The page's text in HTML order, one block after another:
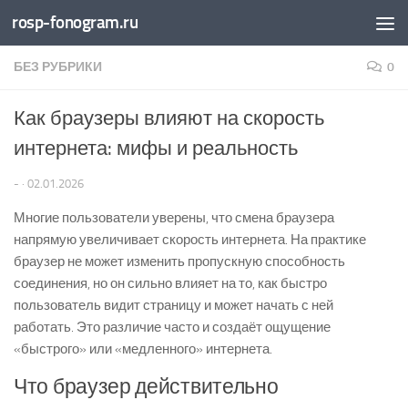
Перейти к содержимому
rosp-fonogram.ru
БЕЗ РУБРИКИ 0
Как браузеры влияют на скорость
интернета: мифы и реальность
- · 02.01.2026
Многие пользователи уверены, что смена браузера
напрямую увеличивает скорость интернета. На практике
браузер не может изменить пропускную способность
соединения, но он сильно влияет на то, как быстро
пользователь видит страницу и может начать с ней
работать. Это различие часто и создаёт ощущение
«быстрого» или «медленного» интернета.
Что браузер действительно